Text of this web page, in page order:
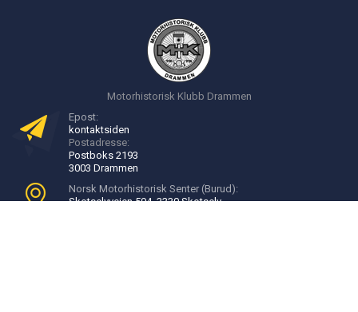
Motorhistorisk Klubb Drammen
Epost:
kontaktsiden
Postadresse:
Postboks 2193
3003 Drammen
Norsk Motorhistorisk Senter (Burud):
Skotselvveien 594, 3330 Skotselv